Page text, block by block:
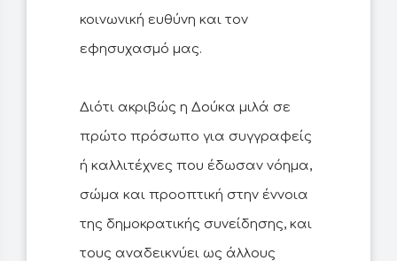
κοινωνική ευθύνη και τον
εφησυχασμό μας.
Διότι ακριβώς η Δούκα μιλά σε
πρώτο πρόσωπο για συγγραφείς
ή καλλιτέχνες που έδωσαν νόημα,
σώμα και προοπτική στην έννοια
της δημοκρατικής συνείδησης, και
τους αναδεικνύει ως άλλους